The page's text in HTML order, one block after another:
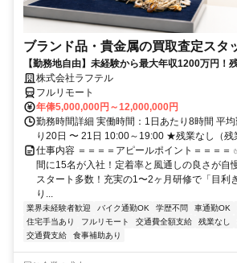
ブランド品・貴金属の買取査定スタ
【勤務地自由】未経験から最大年収1200万円！
株式会社ラフテル
フルリモート
年俸5,000,000円～12,000,000円
勤務時間詳細 実働時間：1日あたり8時間 平
り20日 〜 21日 10:00～19:00 ★残業なし（残
仕事内容 ＝＝＝＝アピールポイント＝＝＝＝
間に15名が入社！定着率と風通しの良さが自
スタート多数！充実の1〜2ヶ月研修で「目利
り...
業界未経験者歓迎 バイク通勤OK 学歴不問 車通勤OK
住宅手当あり
フルリモート 交通費全額支給 残業なし
交通費支給
食事補助あり